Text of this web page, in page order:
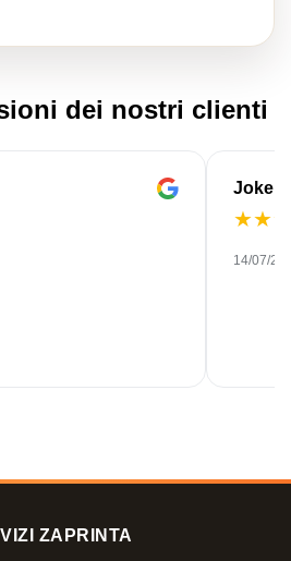
dei nostri clienti
Joke
★★
14/07/
ZAPRINTA